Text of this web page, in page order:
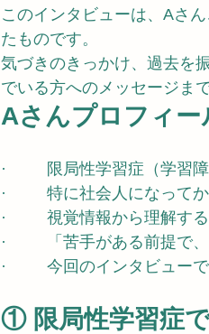
このインタビューは、Aさ
たものです。
気づきのきっかけ、過去を
でいる方へのメッセージま
Aさんプロフィー
·         限局性学習症（学
·         特に社会人にな
·         視覚情報から理
·         「苦手がある前提
·         今回のインタビ
① 限局性学習症